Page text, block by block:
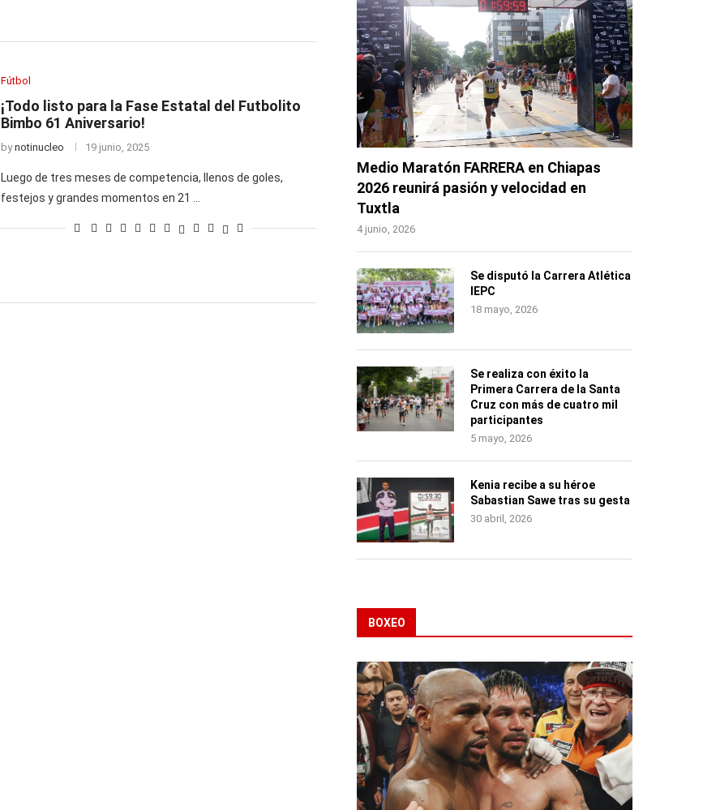
Fútbol
¡Todo listo para la Fase Estatal del Futbolito
Bimbo 61 Aniversario!
bynotinucleo 19 junio, 2025
Luego de tres meses de competencia, llenos de goles,
festejos y grandes momentos en 21 …
Medio Maratón FARRERA en Chiapas
2026 reunirá pasión y velocidad en
Tuxtla
4 junio, 2026
Se disputó la Carrera Atlética
IEPC
18 mayo, 2026
Se realiza con éxito la
Primera Carrera de la Santa
Cruz con más de cuatro mil
participantes
5 mayo, 2026
Kenia recibe a su héroe
Sabastian Sawe tras su gesta
30 abril, 2026
BOXEO